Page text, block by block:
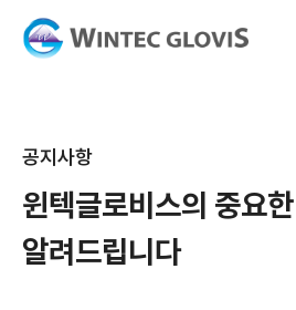
공지사항
윈텍글로비스의 중요
알려드립니다